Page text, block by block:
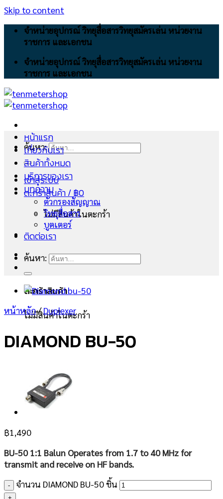
Skip to content
จำหน่ายอุปกรณ์ วิทยุสื่อสารวิทยุสมัครเล่น หน่วยงาน
ราชการ และเอกชน
จำหน่ายอุปกรณ์ วิทยุสื่อสารวิทยุสมัครเล่น หน่วยงาน
ราชการ และเอกชน
ค้นหา:
เข้าสู่ระบบ
ตะกร้าสินค้า /฿0
ไม่มีสินค้าในตะกร้า
ตะกร้าสินค้า
ไม่มีสินค้าในตะกร้า
หน้าแรก
เกี่ยวกับเรา
สินค้าทั้งหมด
บริการของเรา
บทความ
ตัวกรองสัญญาณ
วิทยุสื่อสาร
บูตเตอร์
ติดต่อเรา
ค้นหา:
หน้าหลัก/ Duplexer
DIAMOND BU-50
฿1,490
BU-50 1:1 Balun Operates from 1.7 to 40 MHz for
transmit and receive on HF bands.
จำนวน DIAMOND BU-50 ชิ้น